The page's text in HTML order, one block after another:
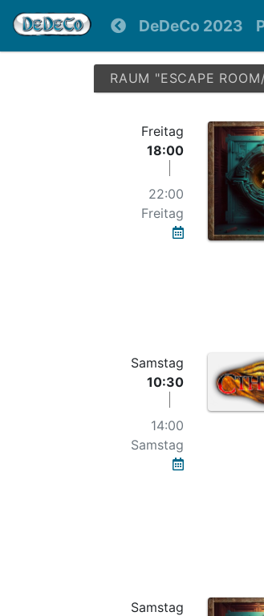
DeDeCo 2023
RAUM "ESCAPE
Freitag
18:00
22:00
Freitag
Samstag
10:30
14:00
Samstag
Samstag